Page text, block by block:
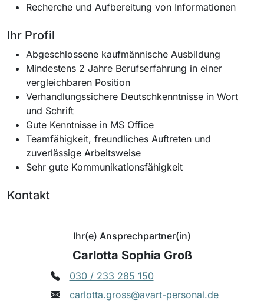
Recherche und Aufbereitung von Informationen
Ihr Profil
Abgeschlossene kaufmännische Ausbildung
Mindestens 2 Jahre Berufserfahrung in einer
vergleichbaren Position
Verhandlungssichere Deutschkenntnisse in Wort
und Schrift
Gute Kenntnisse in MS Office
Teamfähigkeit, freundliches Auftreten und
zuverlässige Arbeitsweise
Sehr gute Kommunikationsfähigkeit
Kontakt
Ihr(e) Ansprechpartner(in)
Carlotta Sophia Groß
030 / 233 285 150
carlotta.gross@avart-personal.de